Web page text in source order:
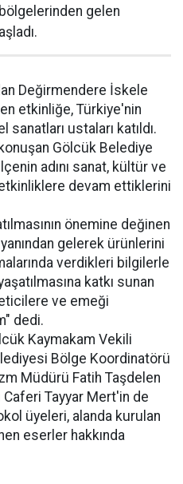
gelen
Değirmendere İskele
etkinliğe, Türkiye'nin
ustaları katıldı.
Gölcük Belediye
adını sanat, kültür ve
devam ettiklerini
önemine değinen
gelerek ürünlerini
verdikleri bilgilerle
katkı sunan
ve emeği
dedi.
Kaymakam Vekili
Bölge Koordinatörü
Müdürü Fatih Taşdelen
Tayyar Mert'in de
üyeleri, alanda kurulan
eserler hakkında